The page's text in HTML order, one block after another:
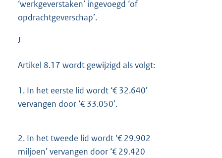
‘werkgeverstaken’ ingevoegd ‘of
opdrachtgeverschap’.
J
Artikel 8.17 wordt gewijzigd als volgt:
1. In het eerste lid wordt ‘€ 32.640’
vervangen door ‘€ 33.050’.
2. In het tweede lid wordt ‘€ 29.902
miljoen’ vervangen door ‘€ 29.420